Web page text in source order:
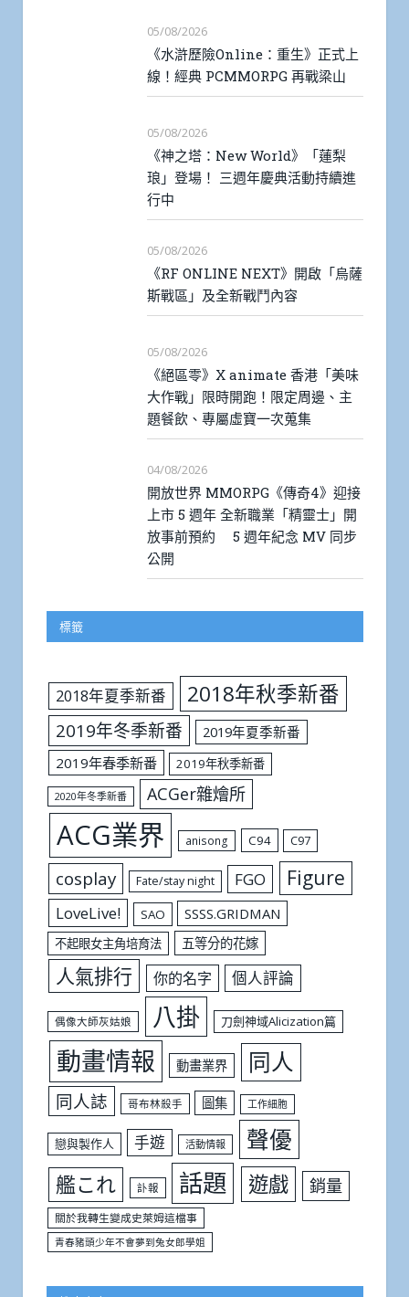
05/08/2026
《水滸歷險Online：重生》正式上
線！經典 PCMMORPG 再戰梁山
05/08/2026
《神之塔：New World》「蓮梨
琅」登場！ 三週年慶典活動持續進
行中
05/08/2026
《RF ONLINE NEXT》開啟「烏薩
斯戰區」及全新戰鬥內容
05/08/2026
《絕區零》X animate 香港「美味
大作戰」限時開跑！限定周邊、主
題餐飲、專屬虛寶一次蒐集
04/08/2026
開放世界 MMORPG《傳奇4》迎接
上市 5 週年 全新職業「精靈士」開
放事前預約 5 週年紀念 MV 同步
公開
標籤
2018年夏季新番 2018年秋季新番
2019年冬季新番
2019年夏季新番
2019年春季新番
2019年秋季新番
2020年冬季新番 ACGer雜燴所
ACG業界 anisong C94 C97
cosplay Fate/stay night FGO Figure
LoveLive! SAO SSSS.GRIDMAN
不起眼女主角培育法 五等分的花嫁
人氣排行 你的名字 個人評論
偶像大師灰姑娘 八掛 刀劍神域Alicization篇
動畫情報 動畫業界 同人
同人誌 哥布林殺手 圖集 工作細胞
戀與製作人 手遊 活動情報 聲優
艦これ 訃報 話題 遊戲 銷量
關於我轉生變成史萊姆這檔事
青春豬頭少年不會夢到兔女郎學姐